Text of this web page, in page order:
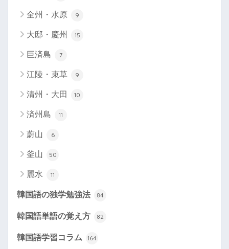
全州・水原 9
大邸・慶州 15
巨済島 7
江陵・束草 9
清州・大田 10
済州島 11
蔚山 6
釜山 50
麗水 11
韓国語の独学勉強法 84
韓国語単語の覚え方 82
韓国語学習コラム 164